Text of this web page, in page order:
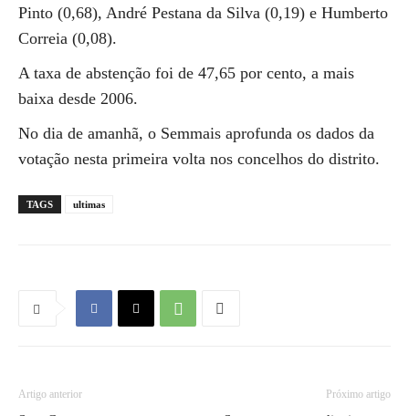
Pinto (0,68), André Pestana da Silva (0,19) e Humberto
Correia (0,08).
A taxa de abstenção foi de 47,65 por cento, a mais
baixa desde 2006.
No dia de amanhã, o Semmais aprofunda os dados da
votação nesta primeira volta nos concelhos do distrito.
TAGS ultimas
Artigo anterior Próximo artigo